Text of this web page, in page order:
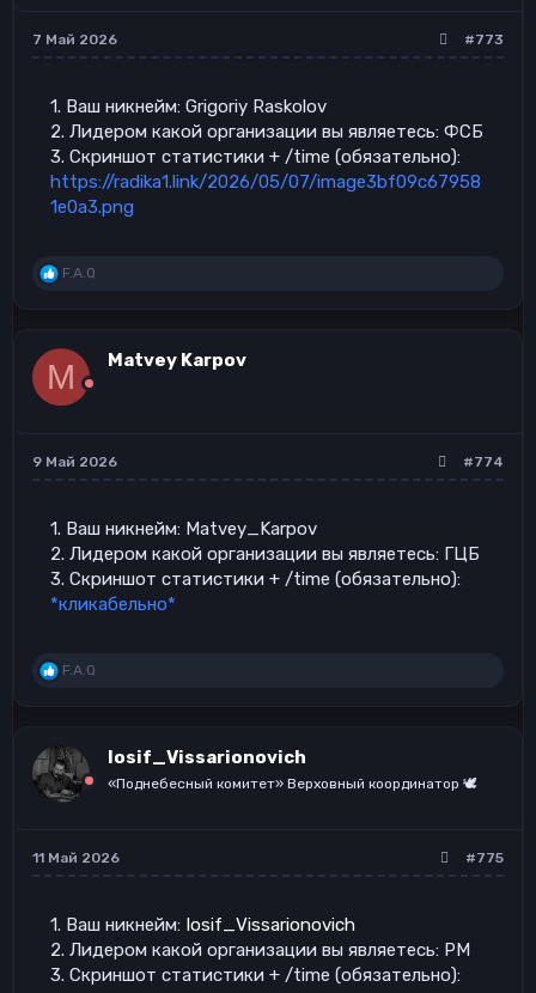
7 Май 2026 #773
1. Ваш никнейм: Grigoriy Raskolov
2. Лидером какой организации вы являетесь: ФСБ
3. Скриншот статистики + /time (обязательно):
https://radika1.link/2026/05/07/image3bf09c67958
1e0a3.png
Р
ц
и
и
:
F.A.Q
M Matvey Karpov
9 Май 2026 #774
1. Ваш никнейм: Matvey_Karpov
2. Лидером какой организации вы являетесь: ГЦБ
3. Скриншот статистики + /time (обязательно):
*кликабельно*
Р
ц
и
и
:
F.A.Q
Iosif_Vissarionovich
«Поднебесный комитет» Верховный координатор 🕊️
11 Май 2026 #775
1. Ваш никнейм: Iosif_Vissarionovich
2. Лидером какой организации вы являетесь: РМ
3. Скриншот статистики + /time (обязательно):